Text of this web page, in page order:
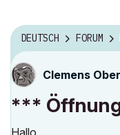
DEUTSCH FORUM
Clemens
***
Hallo,